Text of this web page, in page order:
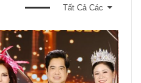
Tất Cả Các